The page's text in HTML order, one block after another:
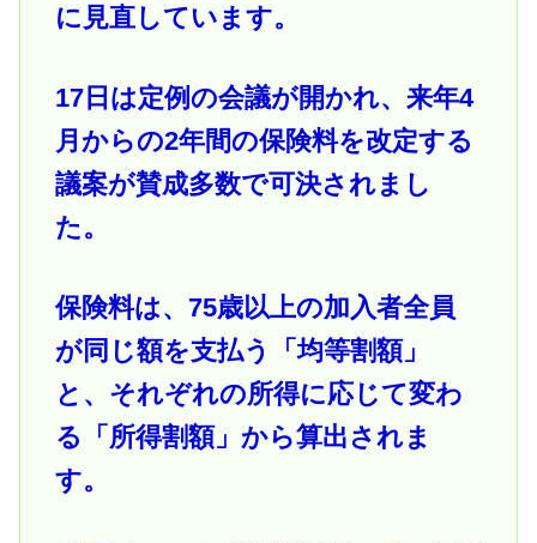
に見直しています。
17日は定例の会議が開かれ、来年4
月からの2年間の保険料を改定する
議案が賛成多数で可決されまし
た。
保険料は、75歳以上の加入者全員
が同じ額を支払う「均等割額」
と、それぞれの所得に応じて変わ
る「所得割額」から算出されま
す。